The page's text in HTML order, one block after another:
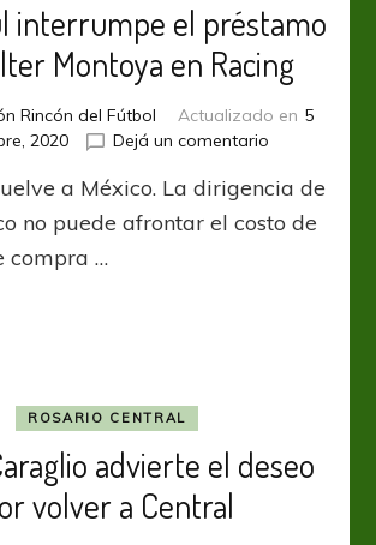
interrumpe el préstamo
Montoya en Racing
Rincón del Fútbol Actualizado en 5
2020
Dejá un comentario
Azul
interrumpe
a México. La dirigencia de
no puede afrontar el costo de
compra …
ROSARIO CENTRAL
advierte el deseo
volver a Central